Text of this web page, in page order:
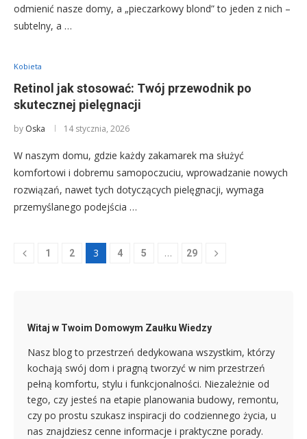
odmienić nasze domy, a „pieczarkowy blond” to jeden z nich –
subtelny, a …
Kobieta
Retinol jak stosować: Twój przewodnik po
skutecznej pielęgnacji
by Oska 14 stycznia, 2026
W naszym domu, gdzie każdy zakamarek ma służyć
komfortowi i dobremu samopoczuciu, wprowadzanie nowych
rozwiązań, nawet tych dotyczących pielęgnacji, wymaga
przemyślanego podejścia …
1 2 3 4 5 … 29
Witaj w Twoim Domowym Zaułku Wiedzy
Nasz blog to przestrzeń dedykowana wszystkim, którzy
kochają swój dom i pragną tworzyć w nim przestrzeń
pełną komfortu, stylu i funkcjonalności. Niezależnie od
tego, czy jesteś na etapie planowania budowy, remontu,
czy po prostu szukasz inspiracji do codziennego życia, u
nas znajdziesz cenne informacje i praktyczne porady.